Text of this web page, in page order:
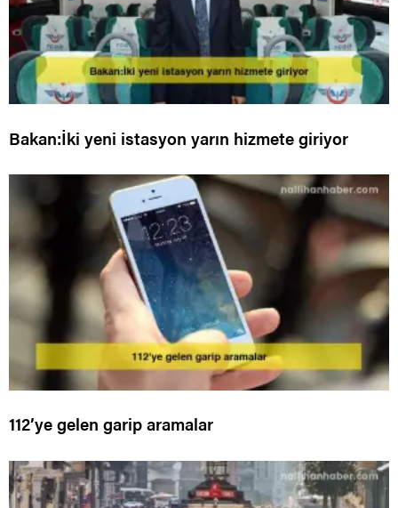
Bakan:İki yeni istasyon yarın hizmete giriyor
112’ye gelen garip aramalar